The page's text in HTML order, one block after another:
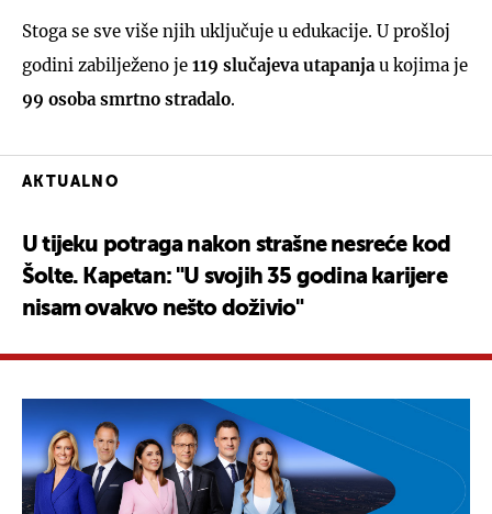
Stoga se sve više njih uključuje u edukacije. U prošloj
godini zabilježeno je 119 slučajeva utapanja u kojima je
99 osoba smrtno stradalo.
AKTUALNO
U tijeku potraga nakon strašne nesreće kod
Šolte. Kapetan: "U svojih 35 godina karijere
nisam ovakvo nešto doživio"